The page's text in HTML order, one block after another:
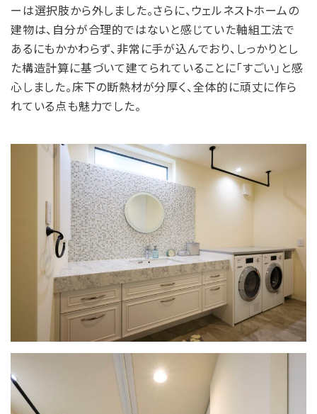
ーは選択肢から外しました。さらに、ウェルネストホームの
建物は、自分が合理的ではないと感じていた軸組工法で
あるにもかかわらず、非常に手が込んでおり、しっかりとし
た構造計算に基づいて建てられていることに「すごい」と感
心しました。床下の断熱材が分厚く、全体的に頑丈に作ら
れている点も魅力でした。